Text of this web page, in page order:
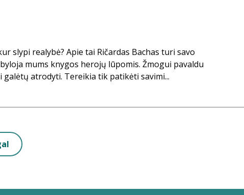
slypi realybė? Apie tai Ričardas Bachas turi savo
mums knygos herojų lūpomis. Žmogui pavaldu
galėtų atrodyti. Tereikia tik patikėti savimi...